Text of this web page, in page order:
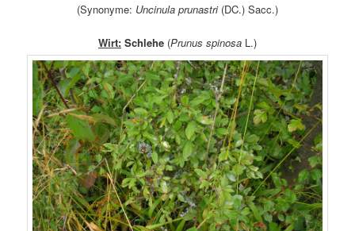
(Synonyme: Uncinula prunastri(DC.) Sacc.)
Wirt: Schlehe (Prunus spinosa L.)